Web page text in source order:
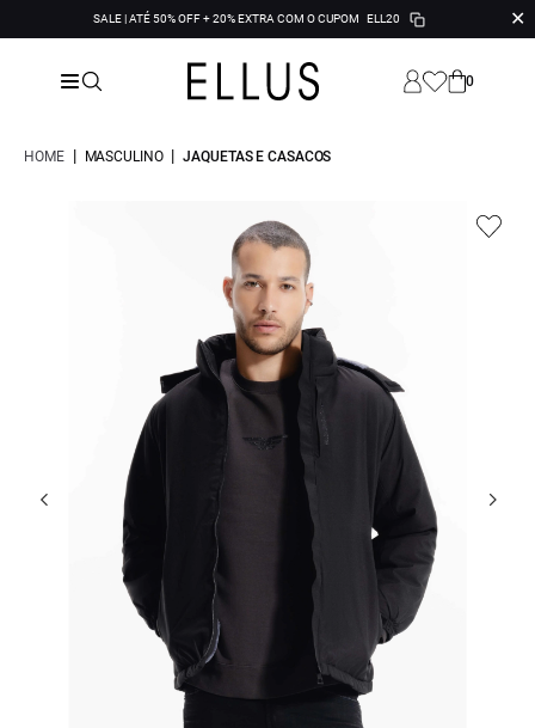
SALE | ATÉ 50% OFF + 20% EXTRA COM O CUPOM ELL20 ✕
0
HOME | MASCULINO | JAQUETAS E CASACOS